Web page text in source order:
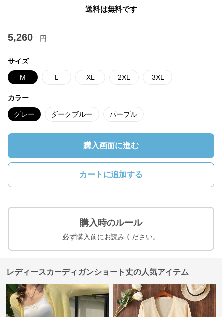
送料は無料です
5,260 円
サイズ
M L XL 2XL 3XL
カラー
グレー ダークブルー パープル
購入画面に進む
カートに追加する
購入時のルール
必ず購入前にお読みください。
レディースカーディガンショート丈の人気アイテム